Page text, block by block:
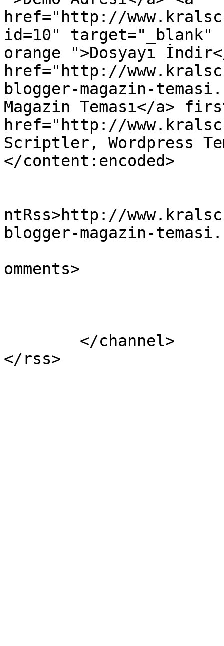
href="http://
id=10" target="_blank"
orange ">Dosyayı
href="http://
blogger-magazin-
Magazin Teması</a>
href="http://
Scriptler, Wordpress
</content:encoded>
ntRss>http://
blogger-magazin-
omments>